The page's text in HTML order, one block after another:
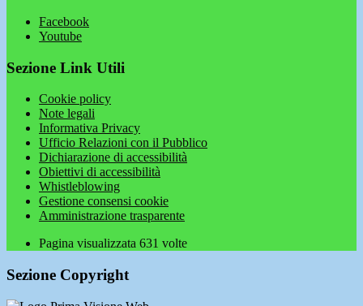
Facebook
Youtube
Sezione Link Utili
Cookie policy
Note legali
Informativa Privacy
Ufficio Relazioni con il Pubblico
Dichiarazione di accessibilità
Obiettivi di accessibilità
Whistleblowing
Gestione consensi cookie
Amministrazione trasparente
Pagina visualizzata 631 volte
Sezione Copyright